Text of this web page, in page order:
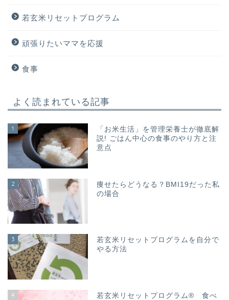
若玄米リセットプログラム
頑張りたいママを応援
食事
よく読まれている記事
1
「お米生活」を管理栄養士が徹底解
説! ごはん中心の食事のやり方と注
意点
2
痩せたらどうなる？BMI19だった私
の場合
3
若玄米リセットプログラムを自分で
やる方法
4
若玄米リセットプログラム® 食べ